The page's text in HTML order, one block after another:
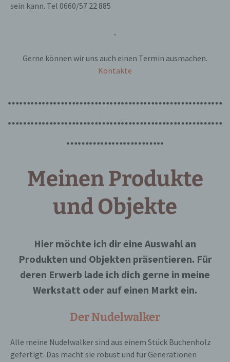
sein kann. Tel 0660/57 22 885
.
Gerne können wir uns auch einen Termin ausmachen.
Kontakte
…………………………………………………
…………………………………………………
……………………..
Meinen Produkte
und Objekte
Hier möchte ich dir eine Auswahl an
Produkten und Objekten präsentieren. Für
deren Erwerb lade ich dich gerne in meine
Werkstatt oder auf einen Markt ein.
Der Nudelwalker
Alle meine Nudelwalker sind aus einem Stück Buchenholz
gefertigt. Das macht sie robust und für Generationen